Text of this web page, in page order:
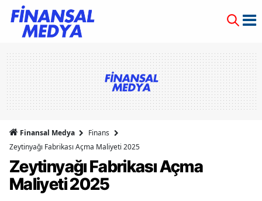
Finansal Medya
Finans
Zeytinyağı Fabrikası Açma Maliyeti 2025
Zeytinyağı Fabrikası Açma
Maliyeti 2025